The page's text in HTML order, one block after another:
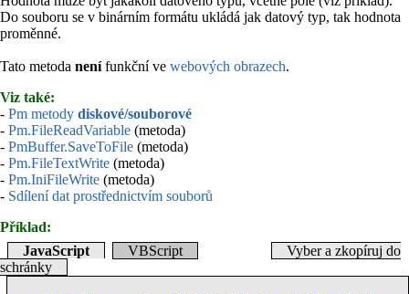
Do souboru se v binárním formátu ukládá jak datový typ, tak hodnota
proměnné.
Tato metoda nenífunkční ve webových obrazech.
Viz také:
- Pm metody diskové/souborové
- Pm.FileReadVariable (metoda)
- PmBuffer.SaveToFile (metoda)
- Pm.FileTextWrite (metoda)
- Pm.IniFileWrite (metoda)
- Sdílení dat prostřednictvím souborů
Příklad:
JavaScript
VBScript
Vyber a zkopíruj do
schránky